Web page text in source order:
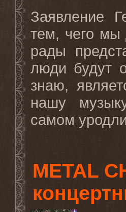
Заявление
тем, чего мы
рады
люди будут
знаю,
нашу
самом
METAL